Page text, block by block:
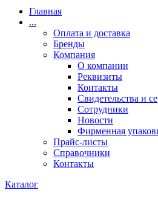
Главная
...
Оплата и доставка
Бренды
Компания
О компании
Реквизиты
Контакты
Свидетельства и
Сотрудники
Новости
Фирменная
Прайс-листы
Справочники
Контакты
Каталог